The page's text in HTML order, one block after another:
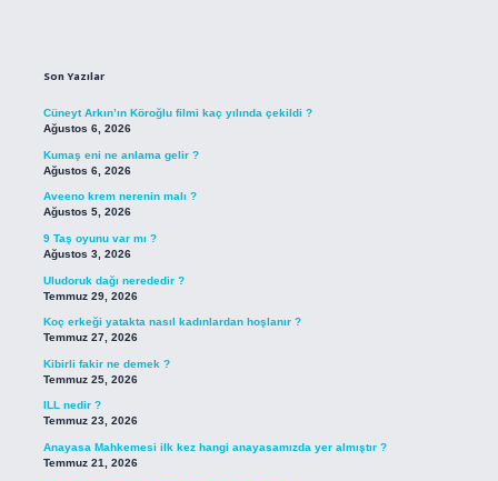
Son Yazılar
Cüneyt Arkın’ın Köroğlu filmi kaç yılında çekildi ?
Ağustos 6, 2026
Kumaş eni ne anlama gelir ?
Ağustos 6, 2026
Aveeno krem nerenin malı ?
Ağustos 5, 2026
9 Taş oyunu var mı ?
Ağustos 3, 2026
Uludoruk dağı nerededir ?
Temmuz 29, 2026
Koç erkeği yatakta nasıl kadınlardan hoşlanır ?
Temmuz 27, 2026
Kibirli fakir ne demek ?
Temmuz 25, 2026
ILL nedir ?
Temmuz 23, 2026
Anayasa Mahkemesi ilk kez hangi anayasamızda yer almıştır ?
Temmuz 21, 2026